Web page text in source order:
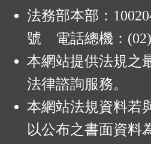
法務部本部：
號 電話總機：
本網站提供法規之
法律諮詢服務。
本網站法規資料若
以公布之書面資料